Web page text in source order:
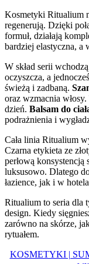
Kosmetyki Ritualium
regenerują. Dzięki
formuł, działają
bardziej elastyczna, a
W skład serii
oczyszcza, a
świeżą i zadbaną.
oraz wzmacnia
dzień. Balsam do
podrażnienia i
Cała linia Ritualium
Czarna etykieta ze
perłową
luksusowo. Dlatego
łazience, jak i w
Ritualium to seria dla
design. Kiedy
zarówno na skórze,
rytuałem.
KOSMETYKI |